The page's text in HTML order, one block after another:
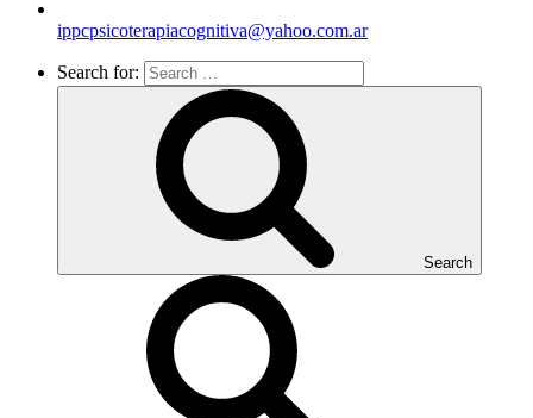
ippcpsicoterapiacognitiva@yahoo.com.ar
Search for:
Search